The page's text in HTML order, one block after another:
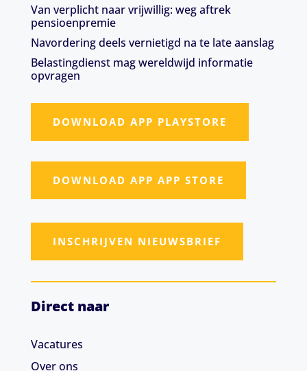
Van verplicht naar vrijwillig: weg aftrek
pensioenpremie
Navordering deels vernietigd na te late aanslag
Belastingdienst mag wereldwijd informatie
opvragen
DOWNLOAD APP PLAYSTORE
DOWNLOAD APP APP STORE
INSCHRIJVEN NIEUWSBRIEF
Direct naar
Vacatures
Over ons